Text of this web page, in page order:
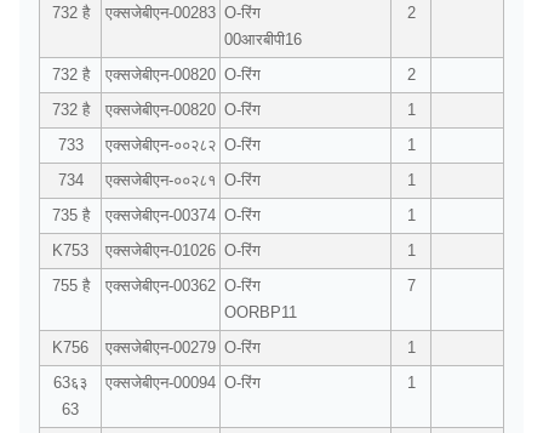
732 है
एक्सजेबीएन-00283 O-रिंग
00आरबीपी16
2
732 है एक्सजेबीएन-00820 O-रिंग
2
732 है
एक्सजेबीएन-00820 O-रिंग
1
733
एक्सजेबीएन-००२८२ O-रिंग
1
734
एक्सजेबीएन-००२८१ O-रिंग
1
735 है
एक्सजेबीएन-00374 O-रिंग
1
K753
एक्सजेबीएन-01026 O-रिंग
1
755 है
एक्सजेबीएन-00362 O-रिंग
OORBP11
7
K756 एक्सजेबीएन-00279 O-रिंग
1
63६३
63
एक्सजेबीएन-00094 O-रिंग 1